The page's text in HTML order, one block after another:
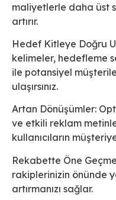
maliyetlerle daha üst
artırır.
Hedef Kitleye Doğru
kelimeler, hedefleme
ile potansiyel
ulaşırsınız.
Artan Dönüşümler:
ve etkili reklam
kullanıcıların
Rekabette Öne
rakiplerinizin önünde
artırmanızı sağlar.